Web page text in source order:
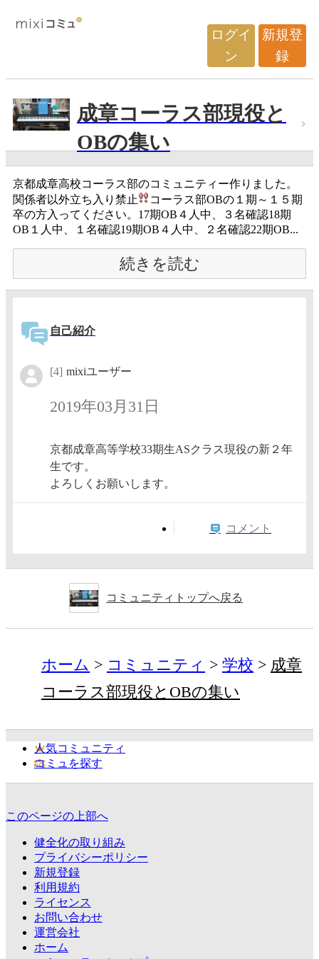
ログイ
ン
新規登
録
成章コーラス部現役と
OBの集い
京都成章高校コーラス部のコミュニティー作りました。
関係者以外立ち入り禁止
コーラス部OBの１期～１５期
卒の方入ってください。17期OB４人中、３名確認18期
OB１人中、１名確認19期OB４人中、２名確認22期OB...
続きを読む
自己紹介
[4] mixiユーザー
2019年03月31日
京都成章高等学校33期生ASクラス現役の新２年
生です。
よろしくお願いします。
コメント
コミュニティトップへ戻る
ホーム コミュニティ 学校
成章
コーラス部現役とOBの集い
人気コミュニティ
コミュを探す
このページの上部へ
健全化の取り組み
プライバシーポリシー
新規登録
利用規約
ライセンス
お問い合わせ
運営会社
ホーム